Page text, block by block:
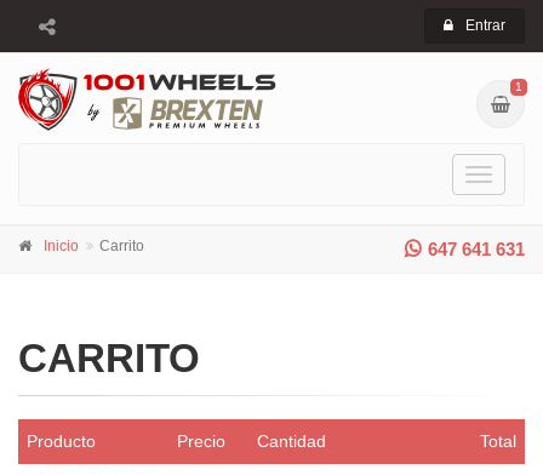
Entrar
1
Toggle
647 641 631
Inicio Carrito
CARRITO
Producto Precio Cantidad Total